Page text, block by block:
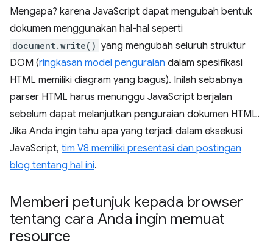
Mengapa? karena JavaScript dapat mengubah bentuk
dokumen menggunakan hal-hal seperti
document.write() yang mengubah seluruh struktur
DOM (ringkasan model penguraian dalam spesifikasi
HTML memiliki diagram yang bagus). Inilah sebabnya
parser HTML harus menunggu JavaScript berjalan
sebelum dapat melanjutkan penguraian dokumen HTML.
Jika Anda ingin tahu apa yang terjadi dalam eksekusi
JavaScript, tim V8 memiliki presentasi dan postingan
blog tentang hal ini.
Memberi petunjuk kepada browser
tentang cara Anda ingin memuat
resource